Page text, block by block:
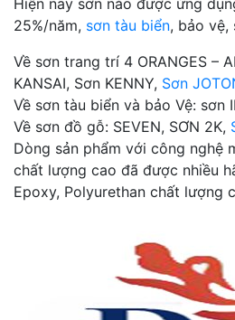
25%/năm, sơn tàu biển, bảo vệ,
Về sơn trang trí 4 ORANGES –
KANSAI, Sơn KENNY, Sơn
Về sơn tàu biển và bảo Vệ: sơn
Về sơn đồ gỗ: SEVEN, SƠN 2K,
Dòng sản phẩm với công
chất lượng cao đã được nhiều
Epoxy, Polyurethan chất lượng